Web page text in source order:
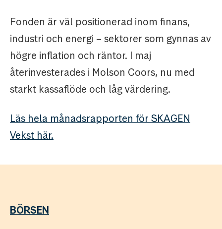
Fonden är väl positionerad inom finans,
industri och energi – sektorer som gynnas av
högre inflation och räntor. I maj
återinvesterades i Molson Coors, nu med
starkt kassaflöde och låg värdering.
Läs hela månadsrapporten för SKAGEN
Vekst här.
BÖRSEN